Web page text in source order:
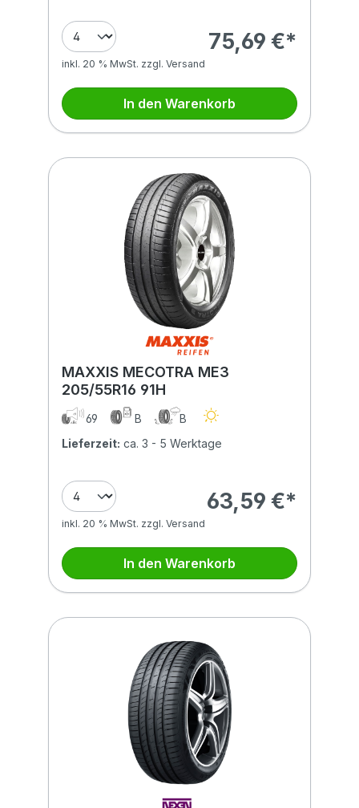
75,69 €*
inkl. 20 % MwSt. zzgl. Versand
In den Warenkorb
MAXXIS MECOTRA ME3
205/55R16 91H
69 B
B
Lieferzeit: ca. 3 - 5 Werktage
63,59 €*
inkl. 20 % MwSt. zzgl. Versand
In den Warenkorb